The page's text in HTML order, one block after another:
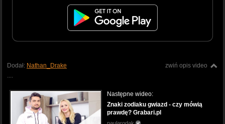
zwiń opis video
Dodał: Nathan_Drake
Następne wideo:
Znaki zodiaku gwiazd - czy mówią
prawdę? Grabari.pl